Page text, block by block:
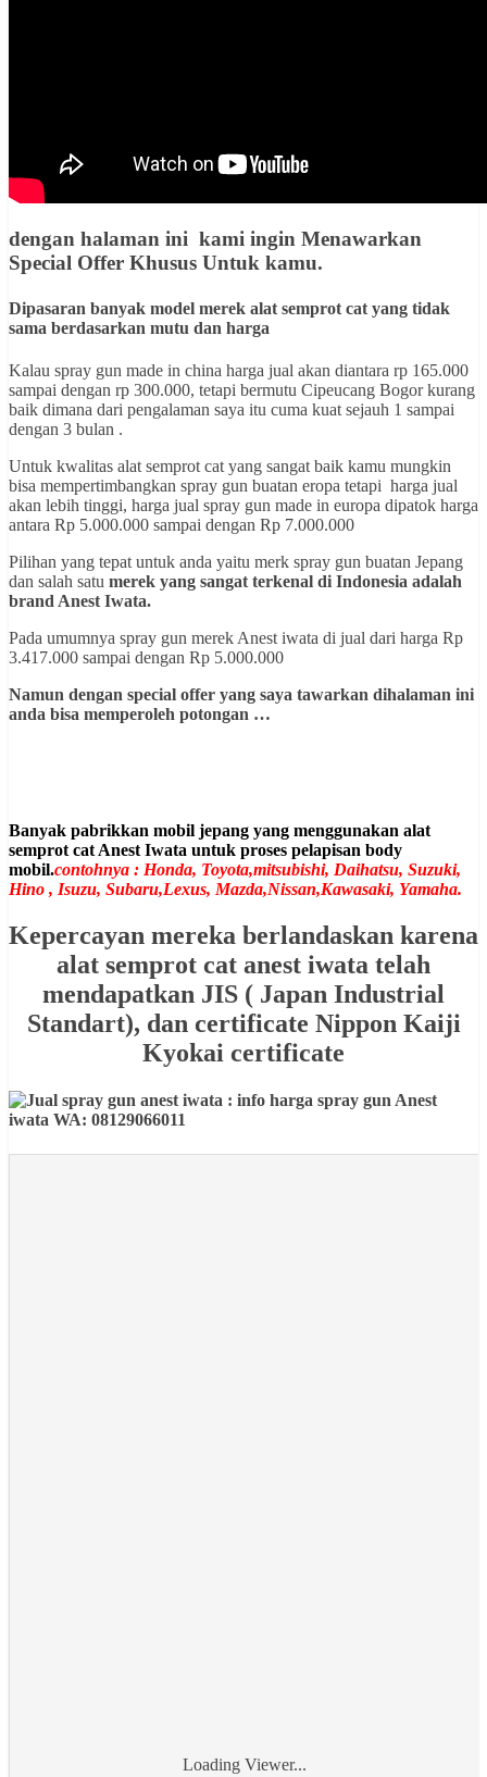
dengan halaman ini kami ingin Menawarkan
Special Offer Khusus Untuk kamu.
Dipasaran banyak model merek alat semprot cat yang tidak
sama berdasarkan mutu dan harga
Kalau spray gun made in china harga jual akan diantara rp 165.000
sampai dengan rp 300.000, tetapi bermutu Cipeucang Bogor kurang
baik dimana dari pengalaman saya itu cuma kuat sejauh 1 sampai
dengan 3 bulan .
Untuk kwalitas alat semprot cat yang sangat baik kamu mungkin
bisa mempertimbangkan spray gun buatan eropa tetapi harga jual
akan lebih tinggi, harga jual spray gun made in europa dipatok harga
antara Rp 5.000.000 sampai dengan Rp 7.000.000
Pilihan yang tepat untuk anda yaitu merk spray gun buatan Jepang
dan salah satu merek yang sangat terkenal di Indonesia adalah
brand Anest Iwata.
Pada umumnya spray gun merek Anest iwata di jual dari harga Rp
3.417.000 sampai dengan Rp 5.000.000
Namun dengan special offer yang saya tawarkan dihalaman ini
anda bisa memperoleh potongan …
Banyak pabrikkan mobil jepang yang menggunakan alat
semprot cat Anest Iwata untuk proses pelapisan body
mobil.contohnya : Honda, Toyota,mitsubishi, Daihatsu, Suzuki,
Hino , Isuzu, Subaru,Lexus, Mazda,Nissan,Kawasaki, Yamaha.
Kepercayan mereka berlandaskan karena
alat semprot cat anest iwata telah
mendapatkan JIS ( Japan Industrial
Standart), dan certificate Nippon Kaiji
Kyokai certificate
Loading Viewer...